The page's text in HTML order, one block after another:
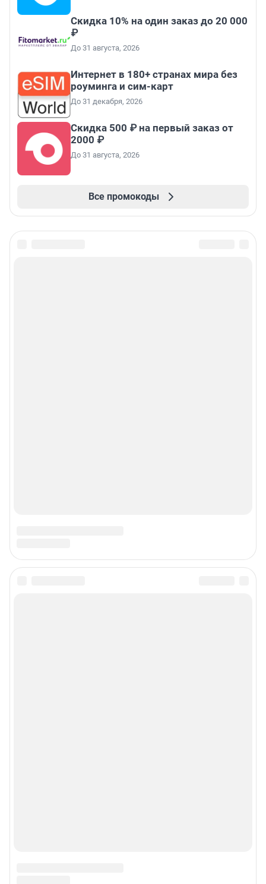
Скидка 10% на один заказ до 20 000
₽
До 31 августа, 2026
Интернет в 180+ странах мира без
роуминга и сим-карт
До 31 декабря, 2026
Скидка 500 ₽ на первый заказ от
2000 ₽
До 31 августа, 2026
Все промокоды